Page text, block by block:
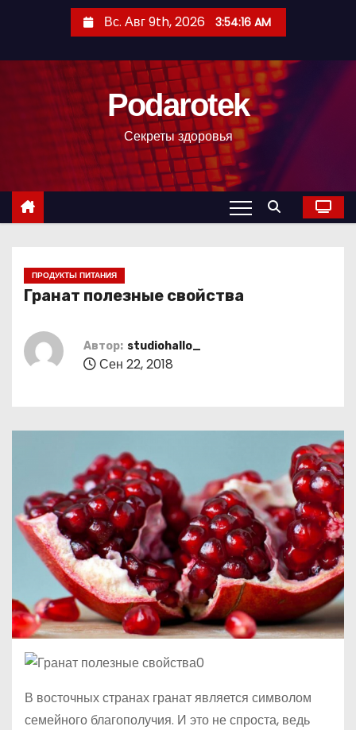
с
Вс. Авг 9th, 2026 3:54:17 AM
Podarotek
Секреты здоровья
ПРОДУКТЫ ПИТАНИЯ
Гранат полезные свойства
Автор: studiohallo_
Сен 22, 2018
В восточных странах гранат является символом
семейного благополучия. И это не спроста, ведь